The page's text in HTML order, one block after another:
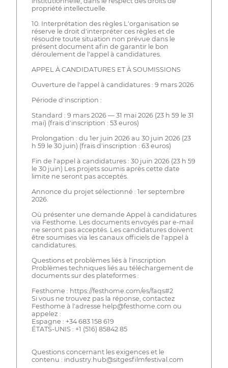
propriété intellectuelle.
10. Interprétation des règles L'organisation se
réserve le droit d'interpréter ces règles et de
résoudre toute situation non prévue dans le
présent document afin de garantir le bon
déroulement de l'appel à candidatures.
APPEL À CANDIDATURES ET À SOUMISSIONS
Ouverture de l'appel à candidatures : 9 mars 2026
Période d'inscription :
Standard : 9 mars 2026 — 31 mai 2026 (23 h 59 le 31
mai) (frais d'inscription : 53 euros)
Prolongation : du 1er juin 2026 au 30 juin 2026 (23
h 59 le 30 juin) (frais d'inscription : 63 euros)
Fin de l'appel à candidatures : 30 juin 2026 (23 h 59
le 30 juin) Les projets soumis après cette date
limite ne seront pas acceptés.
Annonce du projet sélectionné : 1er septembre
2026.
Où présenter une demande Appel à candidatures
via Festhome. Les documents envoyés par e-mail
ne seront pas acceptés. Les candidatures doivent
être soumises via les canaux officiels de l'appel à
candidatures.
Questions et problèmes liés à l'inscription
Problèmes techniques liés au téléchargement de
documents sur des plateformes :
Festhome : https://festhome.com/es/faqs#2
Si vous ne trouvez pas la réponse, contactez
Festhome à l'adresse help@festhome.com ou
appelez :
Espagne : +34 683 158 619
ÉTATS-UNIS : +1 (516) 85842 85
Questions concernant les exigences et le
contenu : industry.hub@sitgesfilmfestival.com